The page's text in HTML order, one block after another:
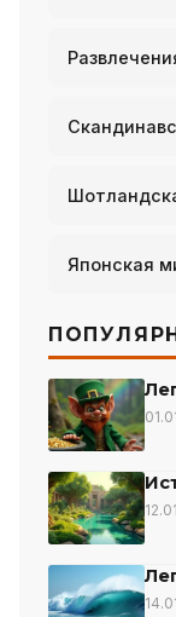
Японская